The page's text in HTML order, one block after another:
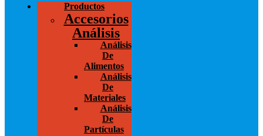
Productos
Accesorios
Análisis
Análisis
De
Alimentos
Análisis
De
Materiales
Análisis
De
Partículas